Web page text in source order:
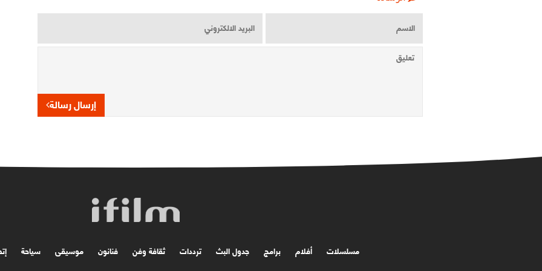
إرسال رسالة
مسلسلات أفلام برامج جدول البث ترددات ثقافة وفن فنانون موسیقی سياحة